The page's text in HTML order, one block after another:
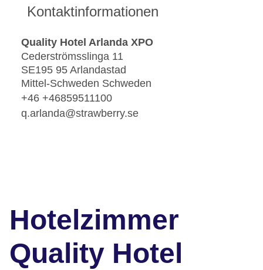
Kontaktinformationen
Quality Hotel Arlanda XPO
Cederströmsslinga 11
SE195 95 Arlandastad
Mittel-Schweden Schweden
+46 +46859511100
q.arlanda@strawberry.se
Hotelzimmer
Quality Hotel